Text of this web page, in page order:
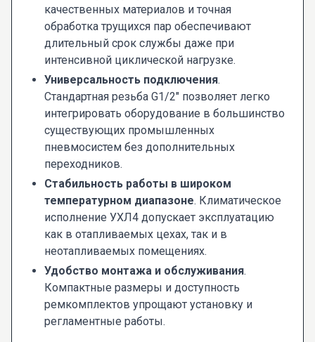
качественных материалов и точная
обработка трущихся пар обеспечивают
длительный срок службы даже при
интенсивной циклической нагрузке.
Универсальность подключения.
Стандартная резьба G1/2" позволяет легко
интегрировать оборудование в большинство
существующих промышленных
пневмосистем без дополнительных
переходников.
Стабильность работы в широком
температурном диапазоне. Климатическое
исполнение УХЛ4 допускает эксплуатацию
как в отапливаемых цехах, так и в
неотапливаемых помещениях.
Удобство монтажа и обслуживания.
Компактные размеры и доступность
ремкомплектов упрощают установку и
регламентные работы.